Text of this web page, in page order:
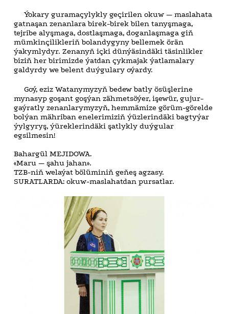
Ýokary guramaçylykly geçirilen okuw — maslahata
gatnaşan zenanlara birek-birek bilen tanyşmaga,
tejribe alyşmaga, dostlaşmaga, doganlaşmaga giň
mümkinçilikleriň bolandygyny bellemek örän
ýakymlydyr. Zenanyň içki dünýäsindäki täsinlikler
biziň her birimizde ýatdan çykmajak ýatlamalary
galdyrdy we belent duýgulary oýardy.
Goý, eziz Watanymyzyň bedew batly ösüşlerine
mynasyp goşant goşýan zähmetsöýer, işewür, gujur-
gaýratly zenanlarymyzyň, hemmämize görüm-görelde
bolýan mähriban enelerimiziň ýüzlerindäki bagtyýar
ýylgyryş, ýüreklerindäki şatlykly duýgular
egsilmesin!
Bahargül MEJIDOWA.
«Maru — şahu jahan».
TZB-niň welaýat bölüminiň geňeş agzasy.
SURATLARDA: okuw-maslahatdan pursatlar.